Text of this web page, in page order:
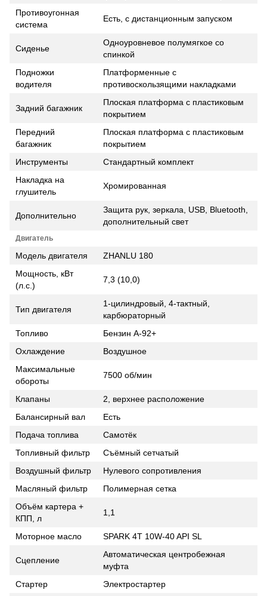
Противоугонная
система
Есть, с дистанционным запуском
Сиденье
Одноуровневое полумягкое со
спинкой
Подножки
водителя
Платформенные с
противоскользящими накладками
Задний багажник
Плоская платформа с пластиковым
покрытием
Передний
багажник
Плоская платформа с пластиковым
покрытием
Инструменты
Стандартный комплект
Накладка на
глушитель
Хромированная
Дополнительно
Защита рук, зеркала, USB, Bluetooth,
дополнительный свет
Двигатель
Модель двигателя
ZHANLU 180
Мощность, кВт
(л.с.)
7,3 (10,0)
Тип двигателя
1-цилиндровый, 4-тактный,
карбюраторный
Топливо
Бензин А-92+
Охлаждение
Воздушное
Максимальные
обороты
7500 об/мин
Клапаны
2, верхнее расположение
Балансирный вал
Есть
Подача топлива
Самотёк
Топливный фильтр
Съёмный сетчатый
Воздушный фильтр
Нулевого сопротивления
Масляный фильтр
Полимерная сетка
Объём картера +
КПП, л
1,1
Моторное масло SPARK 4T 10W-40 API SL
Сцепление
Автоматическая центробежная
муфта
Стартер
Электростартер